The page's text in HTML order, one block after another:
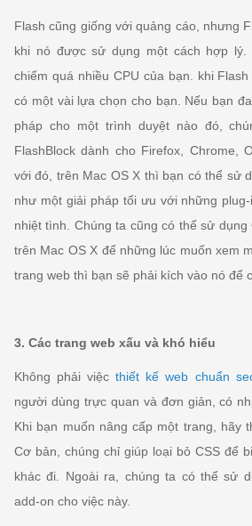
Flash cũng giống với quảng cáo, nhưng
khi nó được sử dụng một cách hợp lý.
chiếm quá nhiều CPU của bạn. khi
có một vài lựa chọn cho bạn. Nếu bạn
pháp cho một trình duyệt nào đó,
FlashBlock dành cho Firefox, Chrome,
với đó, trên Mac OS X thì bạn có thể sử
như một giải pháp tối ưu với những
nhiệt tình. Chúng ta cũng có thể sử dụng
trên Mac OS X để những lúc muốn xem
trang web thì bạn sẽ phải kích vào nó để
3. Các trang web xấu và khó hiểu
Không phải việcthiết kế web chuẩn
người dùng trực quan và đơn giản, có
Khi bạn muốn nâng cấp một trang, hãy
Cơ bản, chúng chỉ giúp loại bỏ CSS để
khác đi. Ngoài ra, chúng ta có thể sử
add-on cho việc này.